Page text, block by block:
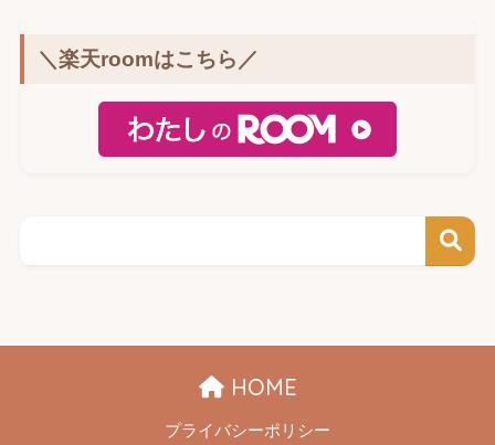
＼楽天roomはこちら／
HOME
プライバシーポリシー